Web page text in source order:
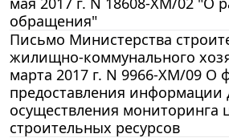
обращения"
Письмо Министерства
жилищно-коммунального
марта 2017 г. N 9966-ХМ/09 О
предоставления информации
осуществления мониторинга
строительных ресурсов